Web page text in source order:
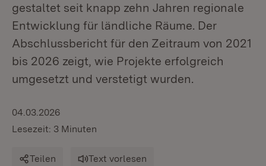
gestaltet seit knapp zehn Jahren regionale
Entwicklung für ländliche Räume. Der
Abschlussbericht für den Zeitraum von 2021
bis 2026 zeigt, wie Projekte erfolgreich
umgesetzt und verstetigt wurden.
04.03.2026
Lesezeit: 3 Minuten
Teilen Text vorlesen